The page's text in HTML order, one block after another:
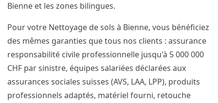
Bienne et les zones bilingues.
Pour votre Nettoyage de sols à Bienne, vous bénéficiez
des mêmes garanties que tous nos clients : assurance
responsabilité civile professionnelle jusqu'à 5 000 000
CHF par sinistre, équipes salariées déclarées aux
assurances sociales suisses (AVS, LAA, LPP), produits
professionnels adaptés, matériel fourni, retouche